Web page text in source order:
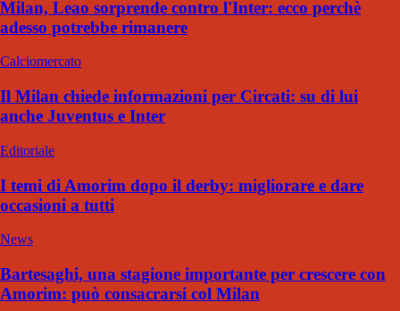
Milan, Leao sorprende contro l'Inter: ecco perchè
adesso potrebbe rimanere
Calciomercato
Il Milan chiede informazioni per Circati: su di lui
anche Juventus e Inter
Editoriale
I temi di Amorim dopo il derby: migliorare e dare
occasioni a tutti
News
Bartesaghi, una stagione importante per crescere con
Amorim: può consacrarsi col Milan